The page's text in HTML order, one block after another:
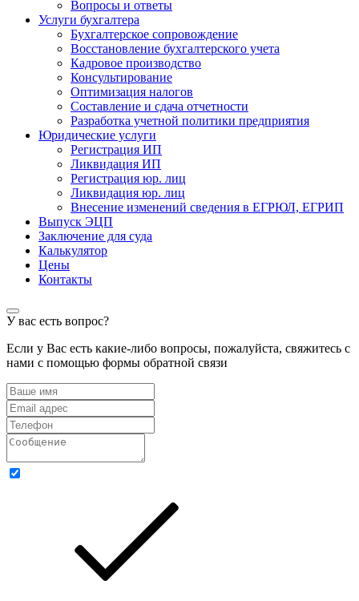
Вопросы и ответы
Услуги бухгалтера
Бухгалтерское сопровождение
Восстановление бухгалтерского учета
Кадровое производство
Консультирование
Оптимизация налогов
Составление и сдача отчетности
Разработка учетной политики предприятия
Юридические услуги
Регистрация ИП
Ликвидация ИП
Регистрация юр. лиц
Ликвидация юр. лиц
Внесение изменений сведения в ЕГРЮЛ, ЕГРИП
Выпуск ЭЦП
Заключение для суда
Калькулятор
Цены
Контакты
У вас есть вопрос?
Если у Вас есть какие-либо вопросы, пожалуйста, свяжитесь с
нами с помощью формы обратной связи